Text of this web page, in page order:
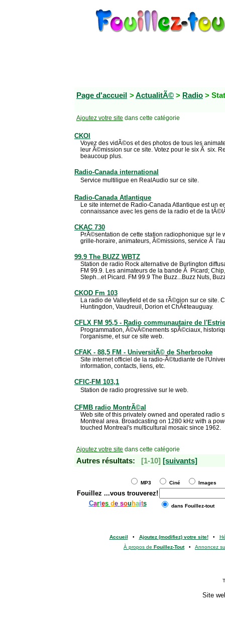
Page d'accueil >ActualitÃ© > Radio >
Ajoutez votre site dans cette catégorie
CKOI
Voyez des vidÃ©os et des photos de tous les
leur Ã©mission sur ce site. Votez pour le six Ã six.
beaucoup plus.
Radio-Canada international
Service multiligue en RealAudio sur ce site.
Radio-Canada Atlantique
Le site internet de Radio-Canada Atlantique est un
connaissance avec les gens de la radio et de la
CKAC 730
PrÃ©sentation de cette station radiophonique sur le
grille-horaire, animateurs, Ã©missions, service Ã
99.9 The BUZZ WBTZ
Station de radio Rock alternative de Burlington
FM 99.9. Les animateurs de la bande Ã Picard;
Steph...et Picard. FM 99.9 The Buzz...Buzz Nuts,
CKOD Fm 103
La radio de Valleyfield et de sa rÃ©gion sur ce site.
Huntingdon, Vaudreuil, Dorion et ChÃ¢teauguay.
CFLX FM 95,5 - Radio communautaire de l'Estrie
Programmation, Ã©vÃ©nements spÃ©ciaux,
l'organisme, et sur ce site web.
CFAK - 88,5 FM - UniversitÃ© de Sherbrooke
Site internet officiel de la radio-Ã©tudiante de
information, contacts, liens, etc.
CFIC-FM 103,1
Station de radio progressive sur le web.
CFMB radio MontrÃ©al
Web site of this privately owned and operated radio
Montreal area. Broadcasting on 1280 kHz with a
touched Montreal's multicultural mosaic since 1962.
Ajoutez votre site dans cette catégorie
Autres résultats: [1-10] [suivants]
MP3 Ciné Images
Fouillez ...vous trouverez!
Cartes de sou haits dans Fouillez-tout
Accueil • Ajoutez (modifiez) votre site!•
À propos de Fouillez-Tout• Annoncez
Site